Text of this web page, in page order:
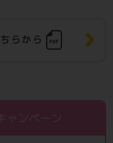
らから
ャンペーン